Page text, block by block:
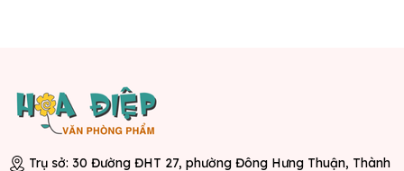
Trụ sở: 30 Đường ĐHT 27, phường Đông Hưng Thuận, Thành